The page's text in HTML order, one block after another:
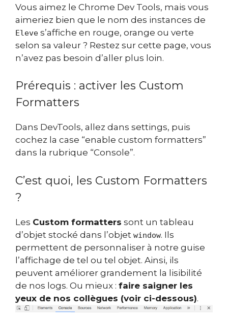
Vous aimez le Chrome Dev Tools, mais vous
aimeriez bien que le nom des instances de
Eleve s’affiche en rouge, orange ou verte
selon sa valeur ? Restez sur cette page, vous
n’avez pas besoin d’aller plus loin.
Prérequis : activer les Custom
Formatters
Dans DevTools, allez dans settings, puis
cochez la case “enable custom formatters”
dans la rubrique “Console”.
C’est quoi, les Custom Formatters
?
Les Custom formatters sont un tableau
d’objet stocké dans l’objet window. Ils
permettent de personnaliser à notre guise
l’affichage de tel ou tel objet. Ainsi, ils
peuvent améliorer grandement la lisibilité
de nos logs. Ou mieux : faire saigner les
yeux de nos collègues (voir ci-dessous).